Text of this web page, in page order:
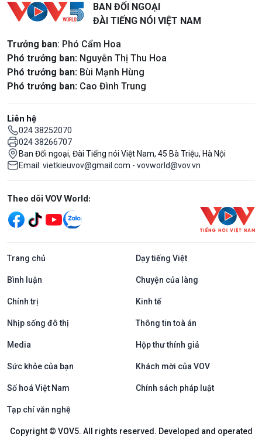
BAN ĐỐI NGOẠI
ĐÀI TIẾNG NÓI VIỆT NAM
Trưởng ban: Phó Cẩm Hoa
Phó trưởng ban: Nguyễn Thị Thu Hoa
Phó trưởng ban: Bùi Mạnh Hùng
Phó trưởng ban: Cao Đình Trung
Liên hệ
024 38252070
024 38266707
Ban Đối ngoại, Đài Tiếng nói Việt Nam, 45 Bà Triệu, Hà Nội
Email: vietkieuvov@gmail.com - vovworld@vov.vn
Mạng xã hội
Theo dõi VOV World:
Trang chủ Dạy tiếng Việt
Bình luận Chuyện của làng
Chính trị Kinh tế
Nhịp sống đô thị Thông tin toà án
Media Hộp thư thính giả
Sức khỏe của bạn Khách mời của VOV
Số hoá Việt Nam Chính sách pháp luật
Tạp chí văn nghệ
Copyright © VOV5. All rights reserved. Developed and operated